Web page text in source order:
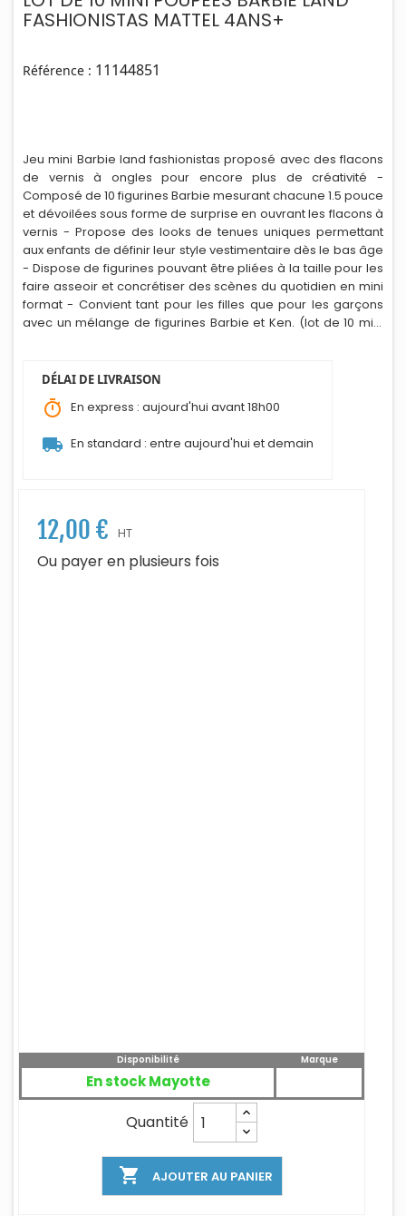
FASHIONISTAS MATTEL 4ANS+
Référence : 11144851
Jeu mini Barbie land fashionistas proposé avec des flacons
de vernis à ongles pour encore plus de créativité -
Composé de 10 figurines Barbie mesurant chacune 1.5 pouce
et dévoilées sous forme de surprise en ouvrant les flacons à
vernis - Propose des looks de tenues uniques permettant
aux enfants de définir leur style vestimentaire dès le bas âge
- Dispose de figurines pouvant être pliées à la taille pour les
faire asseoir et concrétiser des scènes du quotidien en mini
format - Convient tant pour les filles que pour les garçons
avec un mélange de figurines Barbie et Ken. (lot de 10 mini
DÉLAI DE LIVRAISON
timer En express : aujourd'hui avant 18h00
local_shipping En standard : entre aujourd'hui et demain
12,00 € HT
Ou payer en plusieurs fois
Disponibilité
En stock Mayotte
Marque
Quantité
 AJOUTER AU PANIER